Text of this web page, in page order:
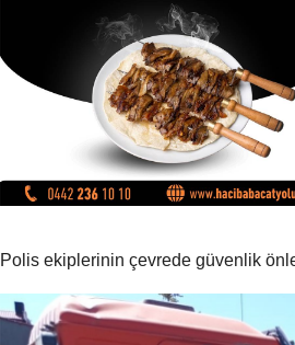
Polis ekiplerinin çevrede güvenlik